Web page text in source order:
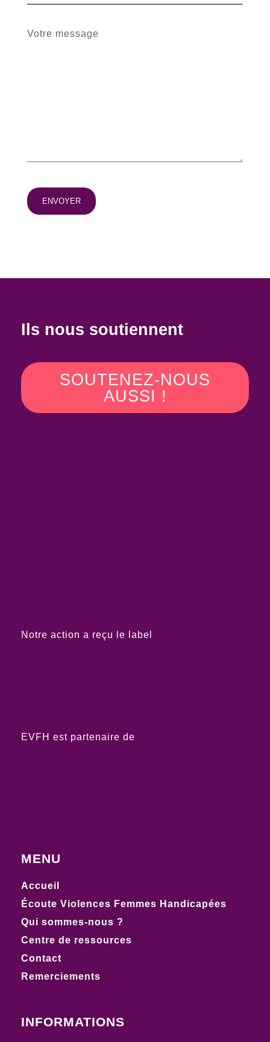
Votre message
Ils nous soutiennent
SOUTENEZ-NOUS
AUSSI !
Notre action a reçu le label
EVFH est partenaire de
MENU
Accueil
Écoute Violences Femmes Handicapées
Qui sommes-nous ?
Centre de ressources
Contact
Remerciements
INFORMATIONS